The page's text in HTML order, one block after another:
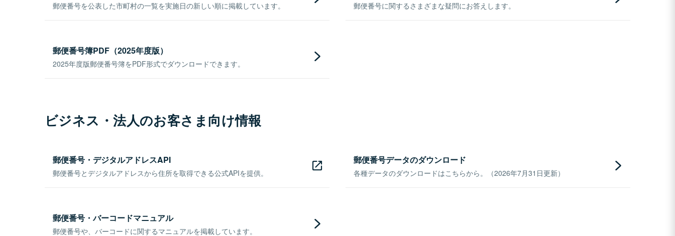
郵便番号を公表した市町村の一覧を実施日の新しい順に掲載しています。 郵便番号に関するさまざまな疑問にお答えします。
郵便番号簿PDF（2025年度版）
2025年度版郵便番号簿をPDF形式でダウンロードできます。
ビジネス・法人のお客さま向け情報
郵便番号・デジタルアドレスAPI
郵便番号とデジタルアドレスから住所を取得できる公式APIを提供。
郵便番号データのダウンロード
各種データのダウンロードはこちらから。（2026年7月31日更新）
郵便番号・バーコードマニュアル
郵便番号や、バーコードに関するマニュアルを掲載しています。